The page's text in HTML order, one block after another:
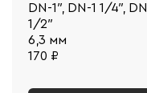
DN-1″, DN-1 1/4″,
1/2″
6,3 мм
170 ₽